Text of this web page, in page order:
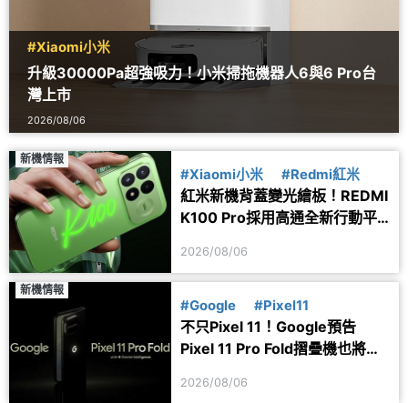
#Xiaomi小米
升級30000Pa超強吸力！小米掃拖機器人6與6 Pro台
灣上市
2026/08/06
新機情報
#Xiaomi小米 #Redmi紅米
紅米新機背蓋變光繪板！REDMI
K100 Pro採用高通全新行動平
2026/08/06
新機情報
#Google #Pixel11
不只Pixel 11！Google預告
Pixel 11 Pro Fold摺疊機也將於
2026/08/06